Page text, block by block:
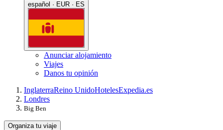
español · EUR · ES
Anunciar alojamiento
Viajes
Danos tu opinión
InglaterraReino UnidoHotelesExpedia.es
Londres
Big Ben
Organiza tu viaje